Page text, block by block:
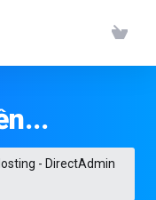
- DirectAdmin